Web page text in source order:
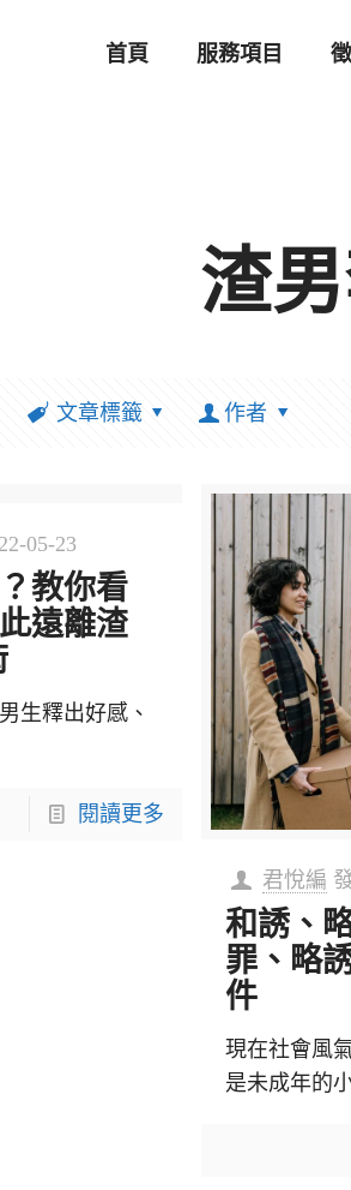
首頁 服務項目
渣
文章標籤 作者
05-23
教你看
遠離渣
生釋出好感、
閱讀更多
君悅編
和誘、
罪、略
件
現在社會風
是未成年的